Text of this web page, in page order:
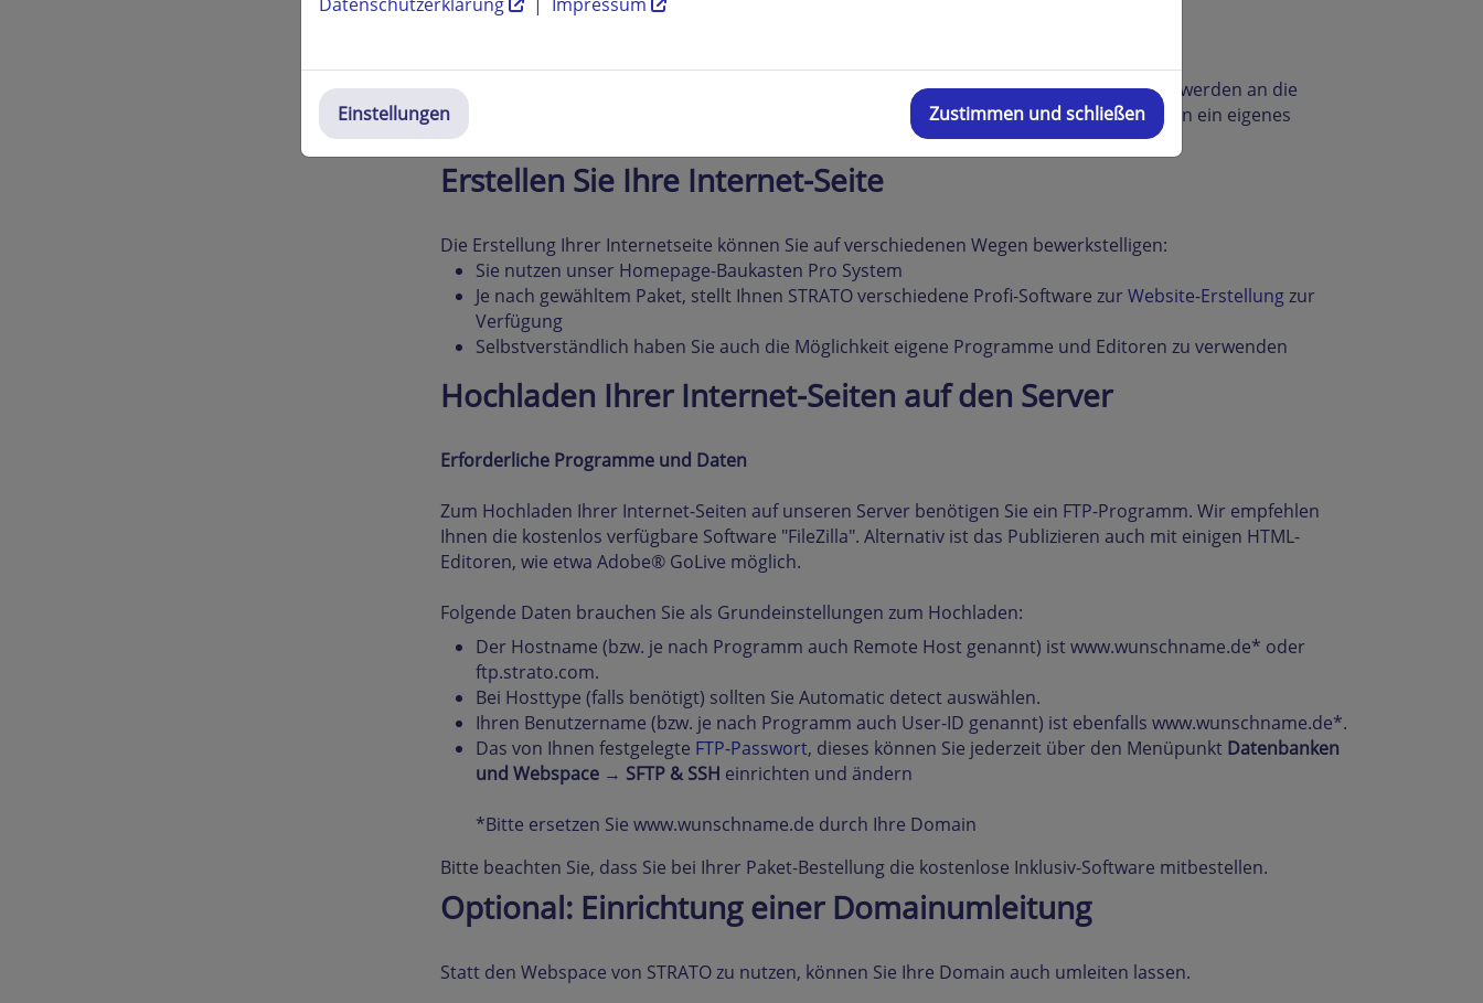
Sie können also beliebige E-Mail-Adressen innerhalb Ihrer Domain benutzen, etwa
"mustermann@wunschname.de", "vertrieb@wunschname.de" und so weiter. Alle E-Mails werden an die
voreingestellte Weiterleitungs-Mailadresse geschickt, ohne dass Sie extra für jeden Namen ein eigenes
Postfach einrichten müssen.
Erstellen Sie Ihre Internet-Seite
Die Erstellung Ihrer Internetseite können Sie auf verschiedenen Wegen bewerkstelligen:
Sie nutzen unser Homepage-Baukasten Pro System
Je nach gewähltem Paket, stellt Ihnen STRATO verschiedene Profi-Software zur Website-Erstellungzur
Verfügung
Selbstverständlich haben Sie auch die Möglichkeit eigene Programme und Editoren zu verwenden
Hochladen Ihrer Internet-Seiten auf den Server
Erforderliche Programme und Daten
Zum Hochladen Ihrer Internet-Seiten auf unseren Server benötigen Sie ein FTP-Programm. Wir empfehlen
Ihnen die kostenlos verfügbare Software "FileZilla". Alternativ ist das Publizieren auch mit einigen HTML-
Editoren, wie etwa Adobe® GoLive möglich.
Folgende Daten brauchen Sie als Grundeinstellungen zum Hochladen:
Der Hostname (bzw. je nach Programm auch Remote Host genannt) ist www.wunschname.de* oder
ftp.strato.com.
Bei Hosttype (falls benötigt) sollten Sie Automatic detect auswählen.
Ihren Benutzername (bzw. je nach Programm auch User-ID genannt) ist ebenfalls www.wunschname.de*.
Das von Ihnen festgelegte FTP-Passwort, dieses können Sie jederzeit über den Menüpunkt Datenbanken
und Webspace → SFTP & SSH einrichten und ändern
*Bitte ersetzen Sie www.wunschname.de durch Ihre Domain
Bitte beachten Sie, dass Sie bei Ihrer Paket-Bestellung die kostenlose Inklusiv-Software mitbestellen.
Optional: Einrichtung einer Domainumleitung
Statt den Webspace von STRATO zu nutzen, können Sie Ihre Domain auch umleiten lassen.
Einstellungen Zustimmen und schließen